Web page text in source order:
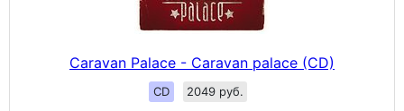
Caravan Palace - Caravan palace (CD)
CD 2049 руб.